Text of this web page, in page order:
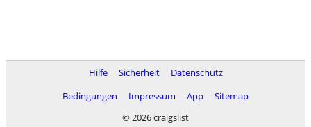
Hilfe Sicherheit
Datenschutz
Bedingungen
Impressum App
Sitemap
© 2026 craigslist